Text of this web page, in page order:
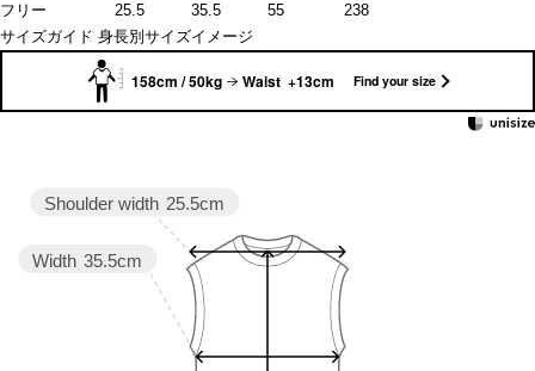
フリー
25.5 35.5 55
238
サイズガイド 身長別サイズイメージ
158cm / 50kg Waist +13cm Find your size
Width 35.5cm
Shoulder width 25.5cm